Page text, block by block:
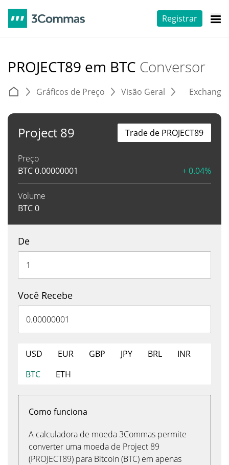
Registrar
PROJECT89 em BTC Conversor
Gráficos de Preço Visão Geral
Project 89
Preço
BTC0.00000001 + 0.04%
Volume
BTC0
Trade de PROJECT89
De
Você Recebe
USD EUR GBP JPY BRL
INR
BTC
ETH
Como funciona
A calculadora de moeda 3Commas permite
converter uma moeda de Project 89
(PROJECT89) para Bitcoin (BTC) em apenas